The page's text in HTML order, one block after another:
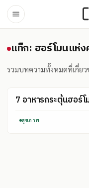
แท็ก: ฮอร์โ
แท็ก: ฮอร์โมนแห่
รวมบทความทั้งหมดที่เกี่ยว
7 อาหารกระตุ้นฮอร์
สุขภาพ